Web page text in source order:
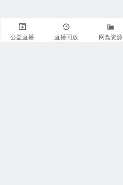
公益直播 直播回放 网盘资源